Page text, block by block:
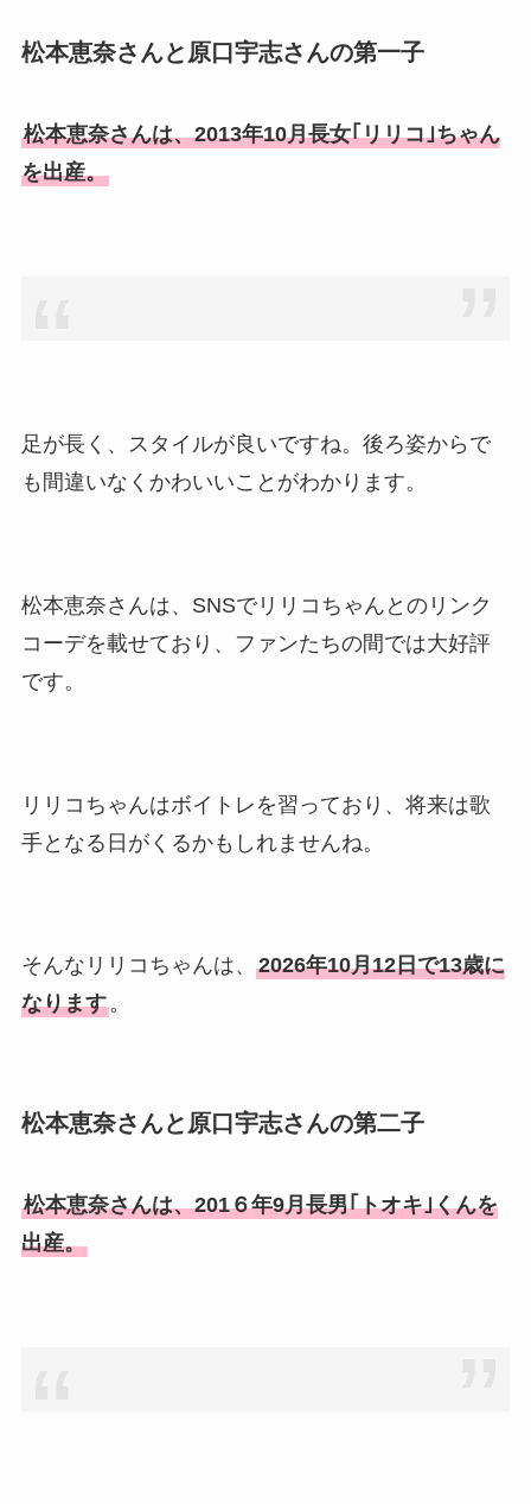
片岡孝太郎の再婚妻・真麻の
顔画像！元嫁との離婚理由や
福田こうへいの奥さんの顔写
離婚もまとめた！
松本恵奈さんと原口宇志さんの第一子
松本恵奈さんは、2013年10月長女｢リリコ｣ちゃん
を出産。
足が長く、スタイルが良いですね。後ろ姿からで
も間違いなくかわいいことがわかります。
松本恵奈さんは、SNSでリリコちゃんとのリンク
コーデを載せており、ファンたちの間では大好評
です。
リリコちゃんはボイトレを習っており、将来は歌
手となる日がくるかもしれませんね。
そんなリリコちゃんは、 2026年10月12日で13歳に
なります。
松本恵奈さんと原口宇志さんの第二子
松本恵奈さんは、201６年9月長男｢トオキ｣くんを
出産。